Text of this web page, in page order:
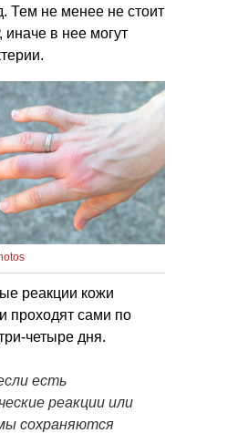
Тем не менее не стоит
иначе в нее могут
реакции кожи
проходят сами по
четыре дня.
есть
реакции или
сохраняются